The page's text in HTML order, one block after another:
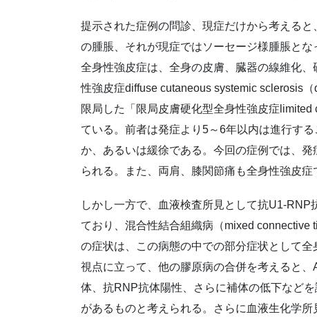
提示された症例の問診、現症だけから考える
の腫脹、それが現症ではソーセージ様腫脹と
全身性強皮症は、全身の皮膚、臓器の線維化
性強皮症diffuse cutaneous systemic sclerosis
限局した「限局皮膚硬化型全身性強皮症
ている。前者は発症より5～6年以内は進行す
か、あるいは緩徐である。今回の症例では、
られる。また、両肩、膝関節痛も全身性強皮
しかし一方で、血液検査所見として抗U1-
ており、混合性結合組織病（mixed
の症状は、この病態の中での部分症状として
視点に立って、他の膠原病の合併を考えると
体、抗RNP抗体陽性、さらに補体の低下など
があるものと考えられる。さらに血液生化学